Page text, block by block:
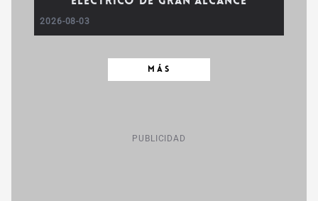
2026-08-03
MÁS
PUBLICIDAD